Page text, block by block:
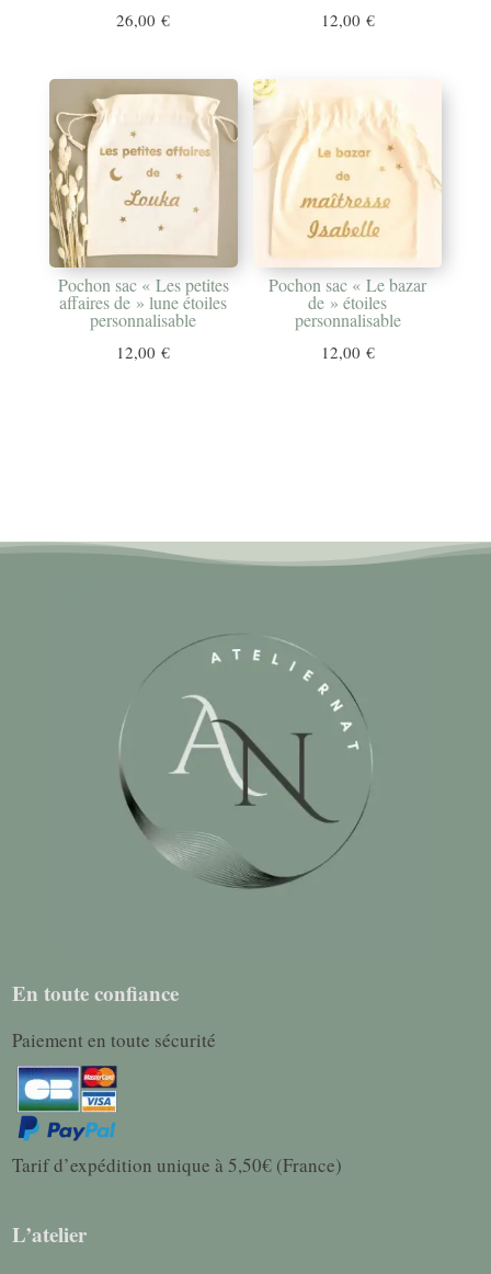
26,00€ 12,00 €
Pochon sac « Les petites
affaires de » lune étoiles
personnalisable
12,00€
Pochon sac « Le bazar
de » étoiles
personnalisable
12,00 €
En toute confiance
Paiement en toute sécurité
Tarif d’expédition unique à 5,50€ (France)
L’atelier